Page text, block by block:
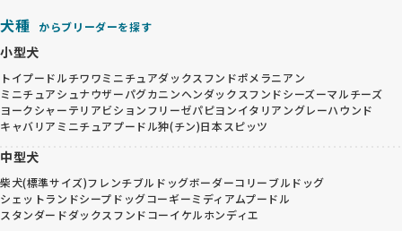
犬種 からブリーダーを探す
小型犬
トイプードルチワワミニチュアダックスフンドポメラニアン
ミニチュアシュナウザーパグカニンヘンダックスフンドシーズーマルチーズ
ヨークシャーテリアビションフリーゼパピヨンイタリアングレーハウンド
キャバリア ミニチュアプードル狆(チン)日本スピッツ
中型犬
柴犬(標準サイズ)フレンチブルドッグボーダーコリーブルドッグ
シェットランドシープドッグコーギーミディアムプードル
スタンダードダックスフンドコーイケルホンディエ